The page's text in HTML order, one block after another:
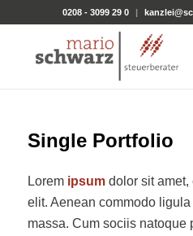
0208 - 3099 29 0 |
Single Portfolio
Lorem ipsumdolor sit amet,
elit. Aenean commodo
massa. Cum sociis natoque